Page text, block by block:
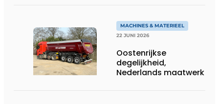
MACHINES & MATERIEEL
22 JUNI 2026
Oostenrijkse
degelijkheid,
Nederlands maatwerk